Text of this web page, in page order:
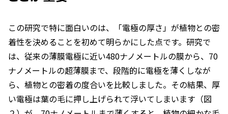
この研究で特に面白いのは、「電極の厚さ」が植物との密
着性を決めることを初めて明らかにした点です。研究で
は、従来の薄膜電極に近い480ナノメートルの膜から、70
ナノメートルの超薄膜まで、段階的に電極を薄くしなが
ら、植物との密着の度合いを比較しました。その結果、厚
い電極は葉の毛に押し上げられて浮いてしまいます（図